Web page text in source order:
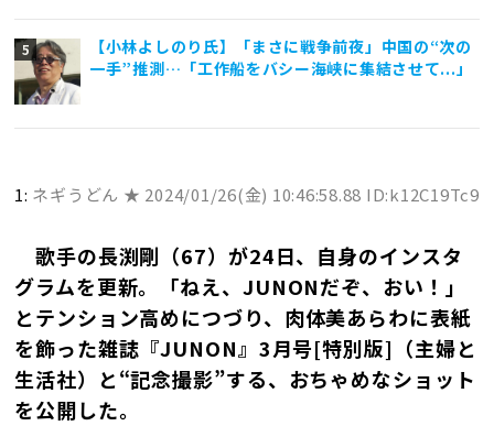
【小林よしのり氏】「まさに戦争前夜」中国の“次の
一手”推測…「工作船をバシー海峡に集結させて...」
1: ネギうどん ★ 2024/01/26(金) 10:46:58.88 ID:k12C19Tc9
歌手の長渕剛（67）が24日、自身のインスタ
グラムを更新。「ねえ、JUNONだぞ、おい！」
とテンション高めにつづり、肉体美あらわに表紙
を飾った雑誌『JUNON』3月号[特別版]（主婦と
生活社）と“記念撮影”する、おちゃめなショット
を公開した。